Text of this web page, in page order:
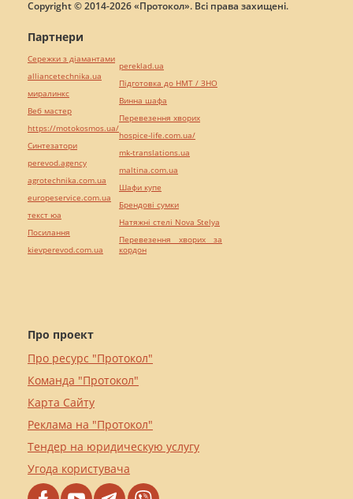
Copyright © 2014-2026 «Протокол». Всі права захищені.
Про проект
Про ресурс "Протокол"
Команда "Протокол"
Карта Сайту
Реклама на "Протокол"
Тендер на юридическую услугу
Угода користувача
Партнери
Сережки з діамантами
alliancetechnika.ua
миралинкс
Веб мастер
https://motokosmos.ua/
Синтезатори
perevod.agency
agrotechnika.com.ua
europeservice.com.ua
текст юа
Посилання
kievperevod.com.ua
pereklad.ua
Підготовка до НМТ / ЗНО
Винна шафа
Перевезення хворих
hospice-life.com.ua/
mk-translations.ua
maltina.com.ua
Шафи купе
Брендові сумки
Натяжні стелі Nova Stelya
Перевезення хворих за
кордон